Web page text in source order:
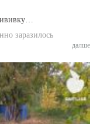
заразилось
далше